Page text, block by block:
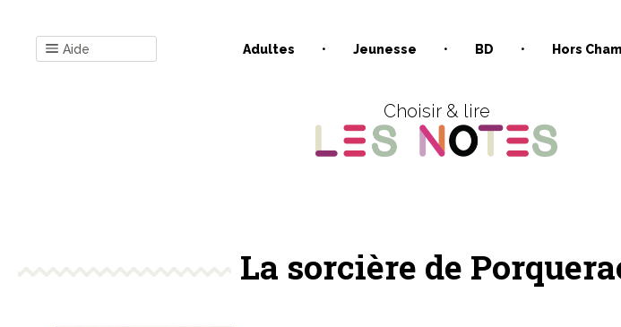
Aide Adultes Jeunesse BD Hors
Choisir & lire
La sorcière de